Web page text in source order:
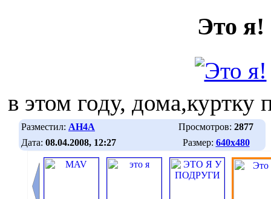
Это я!
в этом году,
Разместил: AH4A Просмотров: 2877
Дата: 08.04.2008, 12:27 Размер: 640х480